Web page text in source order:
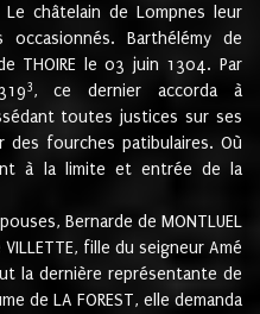
Le châtelain de Lompnes leur
Barthélémy de
THOIRE le 03 juin 1304. Par
3, ce dernier accorda à
toutes justices sur ses
des fourches patibulaires. Où
à la limite et entrée de la
Bernarde de MONTLUEL
fille du seigneur Amé
la dernière représentante de
de LA FOREST, elle demanda